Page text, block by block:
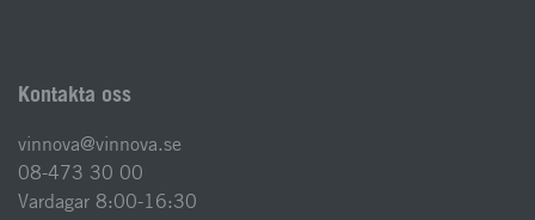
Kontakta oss
vinnova@vinnova.se
08-473 30 00
Vardagar 8:00-16:30